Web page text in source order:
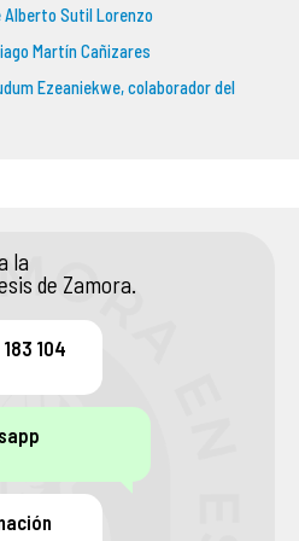
Alberto Sutil Lorenzo
Martín Cañizares
Ezeaniekwe, colaborador del
la
de Zamora.
104